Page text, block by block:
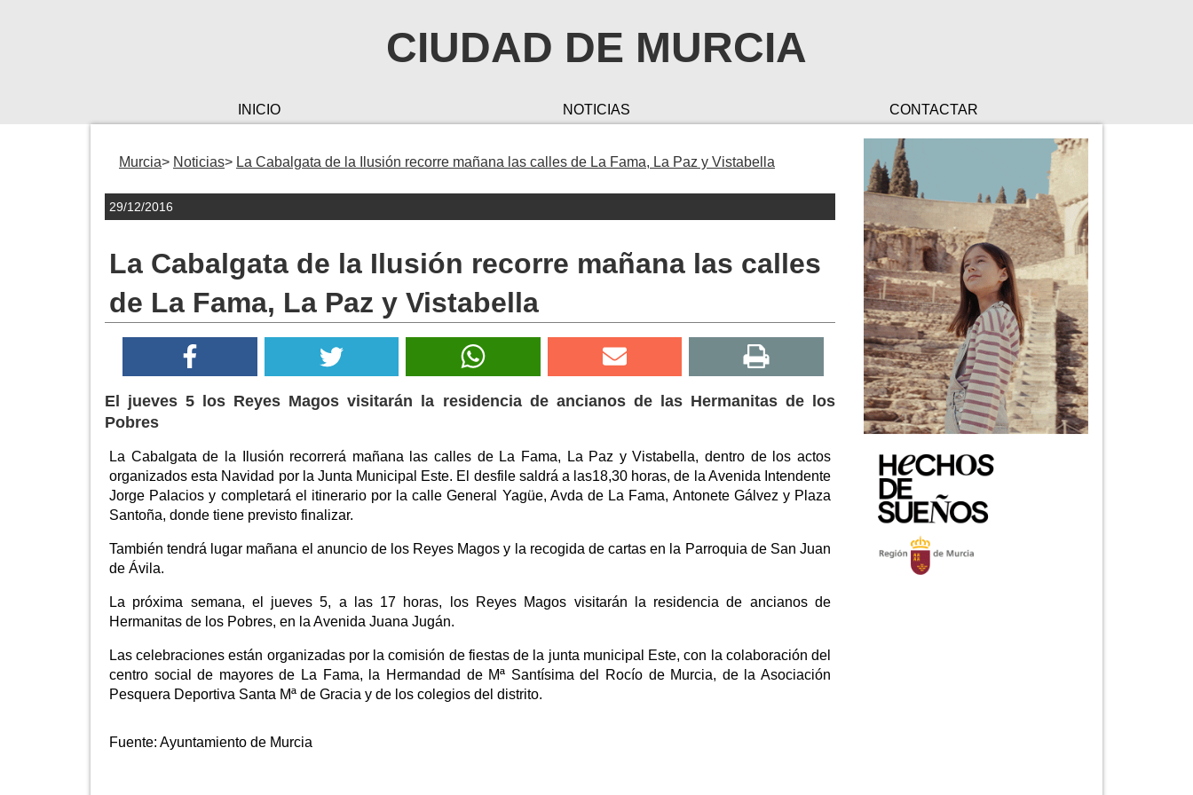
CIUDAD DE MURCIA
INICIO NOTICIAS CONTACTAR
Murcia Noticias La Cabalgata de la Ilusión recorre mañana las calles de La Fama, La Paz y Vistabella
29/12/2016
La Cabalgata de la Ilusión recorre mañana las calles
de La Fama, La Paz y Vistabella
El jueves 5 los Reyes Magos visitarán la residencia de ancianos de las Hermanitas de los
Pobres
La Cabalgata de la Ilusión recorrerá mañana las calles de La Fama, La Paz y Vistabella, dentro de los actos
organizados esta Navidad por la Junta Municipal Este. El desfile saldrá a las18,30 horas, de la Avenida Intendente
Jorge Palacios y completará el itinerario por la calle General Yagüe, Avda de La Fama, Antonete Gálvez y Plaza
Santoña, donde tiene previsto finalizar.
También tendrá lugar mañana el anuncio de los Reyes Magos y la recogida de cartas en la Parroquia de San Juan
de Ávila.
La próxima semana, el jueves 5, a las 17 horas, los Reyes Magos visitarán la residencia de ancianos de
Hermanitas de los Pobres, en la Avenida Juana Jugán.
Las celebraciones están organizadas por la comisión de fiestas de la junta municipal Este, con la colaboración del
centro social de mayores de La Fama, la Hermandad de Mª Santísima del Rocío de Murcia, de la Asociación
Pesquera Deportiva Santa Mª de Gracia y de los colegios del distrito.
Fuente: Ayuntamiento de Murcia